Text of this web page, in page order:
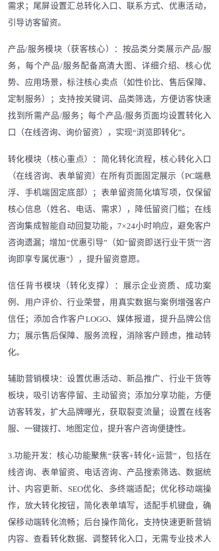
需求；尾屏设置汇总转化入口、联系方式、优惠活动，
引导访客留资。
产品/服务模块（获客核心）：按品类分类展示产品/服
务，每个产品/服务配备高清大图、详细介绍、核心优
势、应用场景，标注核心卖点（如性价比、售后保障、
定制服务）；支持按关键词、品类筛选，方便访客快速
找到所需产品/服务；每个产品/服务页面均设置转化入
口（在线咨询、询价留资），实现“浏览即转化”。
转化模块（核心重点）：简化转化流程，核心转化入口
（在线咨询、表单留资）在所有页面固定展示（PC端悬
浮、手机端固定底部）；表单留资简化填写项，仅保留
核心信息（姓名、电话、需求），降低留资门槛；在线
咨询集成智能自动回复功能，7×24小时响应，避免客户
咨询遗漏；增加“优惠引导”（如“留资即送行业干货”“咨
询即享专属优惠”），提升留资意愿。
信任背书模块（转化支撑）：展示企业资质、成功案
例、用户评价、行业荣誉，用真实数据与案例增强客户
信任；添加合作客户LOGO、媒体报道，提升品牌公信
力；展示售后保障、服务流程，消除客户顾虑，推动转
化。
辅助营销模块：设置优惠活动、新品推广、行业干货等
板块，吸引访客停留、主动留资；添加分享功能，方便
访客转发，扩大品牌曝光，获取裂变流量；设置在线客
服、一键拨打、地图定位，提升客户咨询便捷性。
3.功能开发：核心功能聚焦“获客+转化+运营”，包括在
线咨询、表单留资、电话咨询、产品搜索筛选、数据统
计、内容更新、SEO优化、多终端适配；优化移动端操
作，放大转化按钮，简化表单填写，适配手机键盘，确
保移动端转化流畅；后台操作简化，支持快速更新营销
内容、查看转化数据、调整转化入口，无需专业技术人